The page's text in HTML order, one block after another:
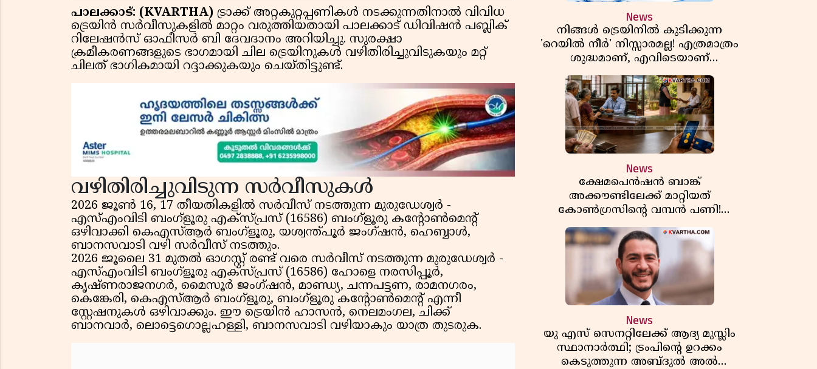
പാലക്കാട്: (KVARTHA) ട്രാക്ക് അറ്റകുറ്റപ്പണികൾ നടക്കുന്നതിനാൽ വിവിധ
ട്രെയിൻ സർവീസുകളിൽ മാറ്റം വരുത്തിയതായി പാലക്കാട് ഡിവിഷൻ പബ്ലിക്
റിലേഷൻസ് ഓഫീസർ ബി ദേവദാനം അറിയിച്ചു. സുരക്ഷാ
ക്രമീകരണങ്ങളുടെ ഭാഗമായി ചില ട്രെയിനുകൾ വഴിതിരിച്ചുവിടുകയും മറ്റ്
ചിലത് ഭാഗികമായി റദ്ദാക്കുകയും ചെയ്തിട്ടുണ്ട്.
വഴിതിരിച്ചുവിടുന്ന സർവീസുകൾ
2026 ജൂൺ 16, 17 തീയതികളിൽ സർവീസ് നടത്തുന്ന മുരുഡേശ്വർ -
എസ്എംവിടി ബംഗ്ളൂരു എക്സ്പ്രസ് (16586) ബംഗ്ളൂരു കൻ്റോൺമെൻ്റ്
ഒഴിവാക്കി കെഎസ്ആർ ബംഗ്ളൂരു, യശ്വന്ത്പൂർ ജംഗ്ഷൻ, ഹെബ്ബാൾ,
ബാനസവാടി വഴി സർവീസ് നടത്തും.
2026 ജൂലൈ 31 മുതൽ ഓഗസ്റ്റ് രണ്ട് വരെ സർവീസ് നടത്തുന്ന മുരുഡേശ്വർ -
എസ്എംവിടി ബംഗ്ളൂരു എക്സ്പ്രസ് (16586) ഹോളെ നരസിപ്പൂർ,
കൃഷ്ണരാജനഗർ, മൈസൂർ ജംഗ്ഷൻ, മാണ്ഡ്യ, ചന്നപട്ടണ, രാമനഗരം,
കെങ്കേരി, കെഎസ്ആർ ബംഗ്ളൂരു, ബംഗ്ളൂരു കൻ്റോൺമെൻ്റ് എന്നീ
സ്റ്റേഷനുകൾ ഒഴിവാക്കും. ഈ ട്രെയിൻ ഹാസൻ, നെലമംഗല, ചിക്ക്
ബാനവാർ, ലൊട്ടെഗൊല്ലഹള്ളി, ബാനസവാടി വഴിയാകും യാത്ര തുടരുക.
News
നിങ്ങൾ ട്രെയിനിൽ കുടിക്കുന്ന
'റെയിൽ നീർ' നിസ്സാരമല്ല! എത്രമാത്രം
ശുദ്ധമാണ്, എവിടെയാണ്
ഉണ്ടാക്കുന്നത്? നിർമാണ രഹസ്യങ്ങൾ
അത്ഭുതപ്പെടുത്തും
News
ക്ഷേമപെൻഷൻ ബാങ്ക്
അക്കൗണ്ടിലേക്ക് മാറ്റിയത്
കോൺഗ്രസിന്റെ വമ്പൻ പണി!
സഹകരണ സംഘങ്ങളെ
ഒഴിവാക്കുമ്പോൾ വലിയ തിരിച്ചടി
സിപിഎമ്മിന്? നഷ്ടമാകുന്നത് ജനകീയ
അടിത്തറ!
News
യു എസ് സെനറ്റിലേക്ക് ആദ്യ മുസ്ലിം
സ്ഥാനാർത്ഥി; ട്രംപിന്റെ ഉറക്കം
കെടുത്തുന്ന അബ്ദുൽ അൽ